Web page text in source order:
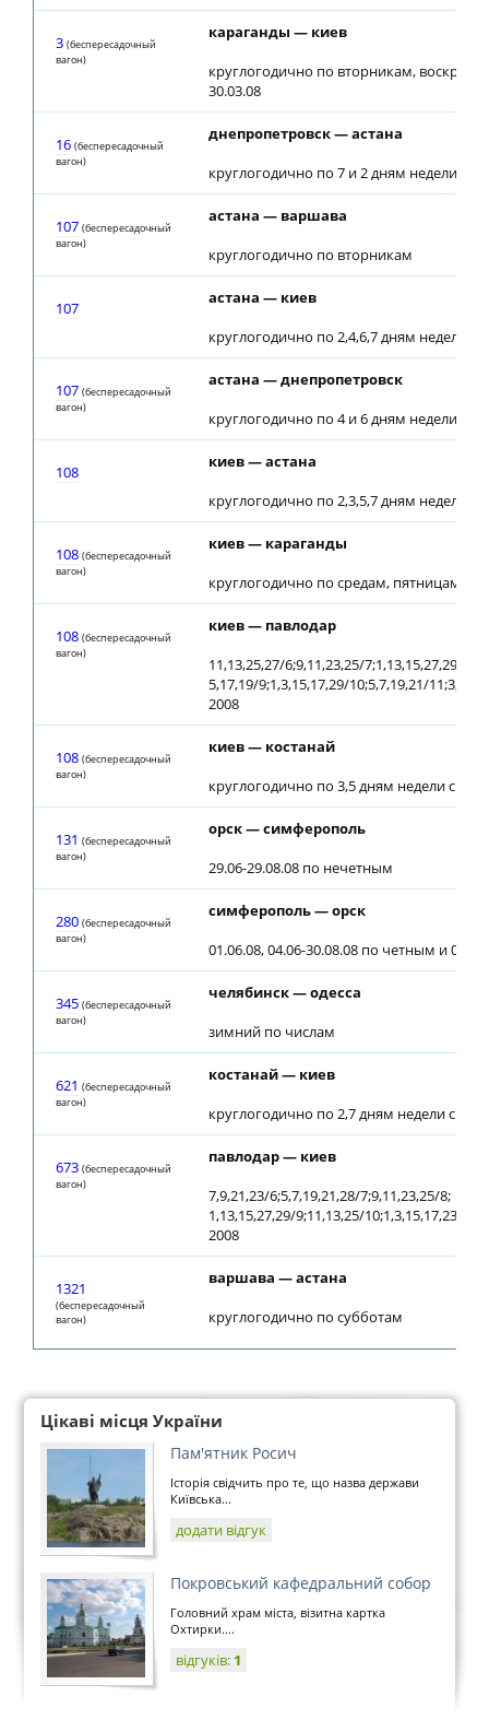
3 (беспересадочный
вагон)
караганды — киев
круглогодично по вторникам,
30.03.08
16 (беспересадочный
вагон)
днепропетровск — астана
круглогодично по 7 и 2 дням недели
107 (беспересадочный
вагон)
астана — варшава
круглогодично по вторникам
107
астана — киев
круглогодично по 2,4,6,7 дням недели
107 (беспересадочный
вагон)
астана — днепропетровск
круглогодично по 4 и 6 дням недели
108
киев — астана
круглогодично по 2,3,5,7 дням недели
108 (беспересадочный
вагон)
киев — караганды
круглогодично по средам, пятницам с
108 (беспересадочный
вагон)
киев — павлодар
11,13,25,27/6;9,11,23,25/7;1,13,15,27,29/8;
5,17,19/9;1,3,15,17,29/10;5,7,19,21/
2008
108 (беспересадочный
вагон)
киев — костанай
круглогодично по 3,5 дням недели с
131 (беспересадочный
вагон)
орск — симферополь
29.06-29.08.08 по нечетным
280 (беспересадочный
вагон)
симферополь — орск
01.06.08, 04.06-30.08.08 по четным и
345 (беспересадочный
вагон)
челябинск — одесса
зимний по числам
621 (беспересадочный
вагон)
костанай — киев
круглогодично по 2,7 дням недели с
673 (беспересадочный
вагон)
павлодар — киев
7,9,21,23/6;5,7,19,21,28/7;9,11,23,25/8;
1,13,15,27,29/9;11,13,25/10;1,3,15,17,23/
2008
1321
(беспересадочный
вагон)
варшава — астана
круглогодично по субботам
Цікаві місця України
Пам'ятник Росич
Історія свідчить про те, що назва держави
Київська...
додати відгук
Покровський кафедральний собор
Головний храм міста, візитна картка
Охтирки....
відгуків: 1